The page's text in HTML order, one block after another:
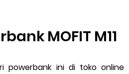
MOFIT M11
powerbank ini di toko online